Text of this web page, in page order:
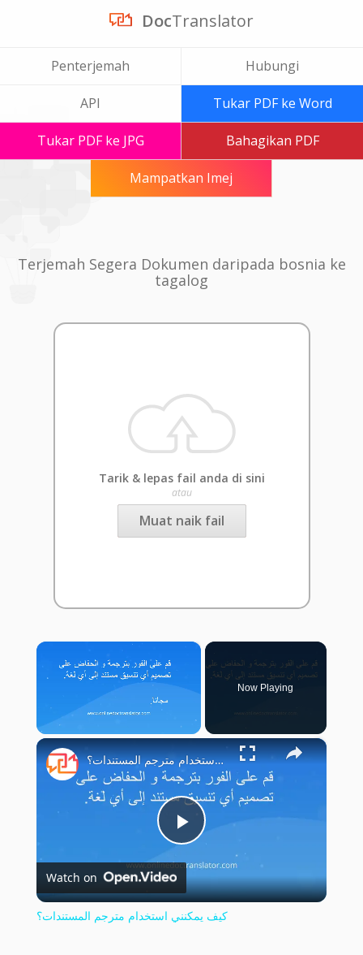
DocTranslator
Penterjemah Hubungi
API Tukar PDF ke Word
Tukar PDF ke JPG Bahagikan PDF
Mampatkan Imej
Terjemah Segera Dokumen daripada bosnia ke
tagalog
Tarik & lepas fail anda di sini
atau
Muat naik fail
×
Unmute
Now Playing
×
Play
Video
كيف يمكنني استخدام مترجم المستندات؟
Watch on
كيف يمكنني استخدام مترجم المستندات؟